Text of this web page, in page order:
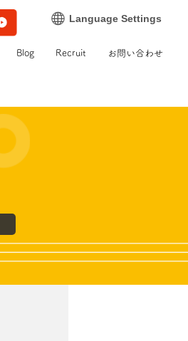
Blog Recruit お問い合わせ
Language Settings